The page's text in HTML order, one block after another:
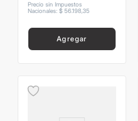
Precio sin Impuestos
Nacionales: $ 56.198,35
Agregar